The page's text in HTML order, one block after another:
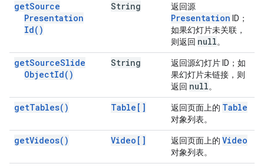
getSource
Presentation
Id( )
String 返回源
Presentation ID；
如果幻灯片未关联，
则返回 null。
getSourceSlide
ObjectId( )
String
返回源幻灯片 ID；如
果幻灯片未链接，则
返回 null。
getTables( ) Table[] 返回页面上的 Table
对象列表。
getVideos( ) Video[] 返回页面上的 Video
对象列表。